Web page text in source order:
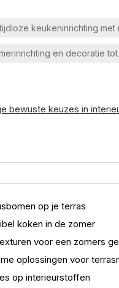
keukeninrichting met
en decoratie
bewuste keuzes in
op je terras
koken in de zomer
voor een zomers
oplossingen voor
op interieurstoffen